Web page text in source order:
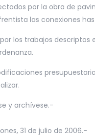
por la obra de
las conexiones
los trabajos
y archívese.-
31 de julio de 2006.-